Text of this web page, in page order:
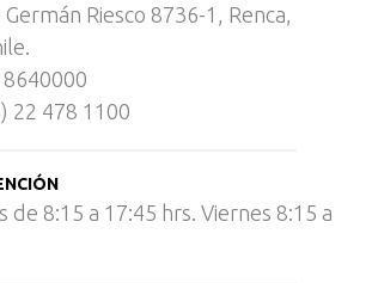
Riesco 8736-1, Renca,
22 478 1100
de 8:15 a 17:45 hrs. Viernes 8:15 a